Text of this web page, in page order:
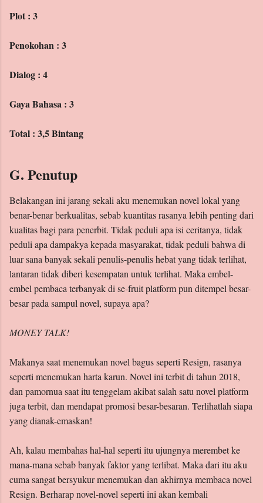
Plot : 3
Penokohan : 3
Dialog : 4
Gaya Bahasa : 3
Total : 3,5 Bintang
G. Penutup
Belakangan ini jarang sekali aku menemukan novel lokal yang
benar-benar berkualitas, sebab kuantitas rasanya lebih penting dari
kualitas bagi para penerbit. Tidak peduli apa isi ceritanya, tidak
peduli apa dampakya kepada masyarakat, tidak peduli bahwa di
luar sana banyak sekali penulis-penulis hebat yang tidak terlihat,
lantaran tidak diberi kesempatan untuk terlihat. Maka embel-
embel pembaca terbanyak di se-fruit platform pun ditempel besar-
besar pada sampul novel, supaya apa?
MONEY TALK!
Makanya saat menemukan novel bagus seperti Resign, rasanya
seperti menemukan harta karun. Novel ini terbit di tahun 2018,
dan pamornua saat itu tenggelam akibat salah satu novel platform
juga terbit, dan mendapat promosi besar-besaran. Terlihatlah siapa
yang dianak-emaskan!
Ah, kalau membahas hal-hal seperti itu ujungnya merembet ke
mana-mana sebab banyak faktor yang terlibat. Maka dari itu aku
cuma sangat bersyukur menemukan dan akhirnya membaca novel
Resign. Berharap novel-novel seperti ini akan kembali